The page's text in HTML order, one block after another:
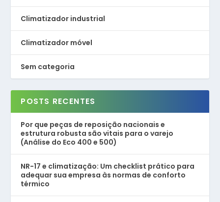
Climatizador industrial
Climatizador móvel
Sem categoria
POSTS RECENTES
Por que peças de reposição nacionais e
estrutura robusta são vitais para o varejo
(Análise do Eco 400 e 500)
NR-17 e climatização: Um checklist prático para
adequar sua empresa às normas de conforto
térmico